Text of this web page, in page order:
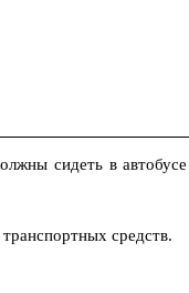
сидеть в
средств.